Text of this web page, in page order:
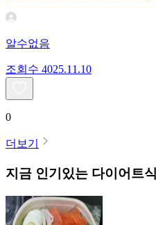
알수없음
조회수 4025.11.10
0
더보기
지금 인기있는 다이어트식